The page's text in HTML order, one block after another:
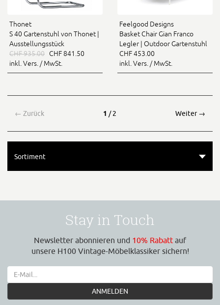
Thonet
S 40 Gartenstuhl von Thonet |
Ausstellungsstück
CHF 935.00 CHF 841.50
inkl. Vers. / MwSt.
Feelgood Designs
Basket Chair Gian Franco
Legler | Outdoor Gartenstuhl
CHF 453.00
inkl. Vers. / MwSt.
← Zurück 1 / 2 Weiter→
Sortiment
Stay in Touch
Newsletter abonnieren und 10% Rabatt auf
unsere H100 Vintage-Möbelklassiker sichern!
ANMELDEN